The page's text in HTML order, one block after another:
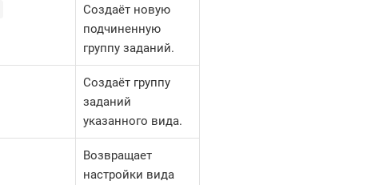
Создаёт новую
подчиненную
группу заданий.
Создаёт группу
заданий
указанного вида.
Возвращает
настройки вида